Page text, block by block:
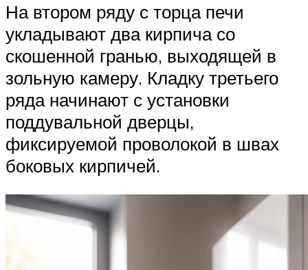
На втором ряду с торца печи
укладывают два кирпича со
скошенной гранью, выходящей в
зольную камеру. Кладку третьего
ряда начинают с установки
поддувальной дверцы,
фиксируемой проволокой в швах
боковых кирпичей.